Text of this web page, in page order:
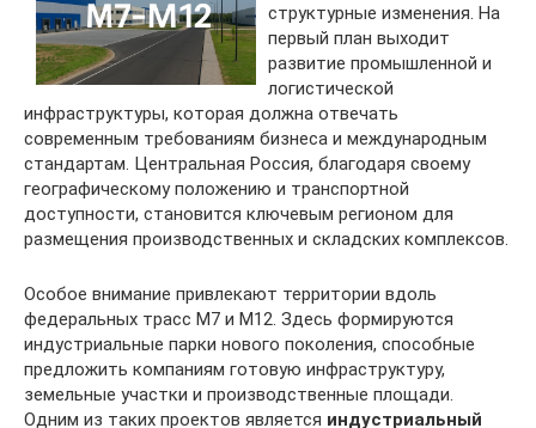
структурные изменения. На
первый план выходит
развитие промышленной и
логистической
инфраструктуры, которая должна отвечать
современным требованиям бизнеса и международным
стандартам. Центральная Россия, благодаря своему
географическому положению и транспортной
доступности, становится ключевым регионом для
размещения производственных и складских комплексов.
Особое внимание привлекают территории вдоль
федеральных трасс М7 и М12. Здесь формируются
индустриальные парки нового поколения, способные
предложить компаниям готовую инфраструктуру,
земельные участки и производственные площади.
Одним из таких проектов является индустриальный